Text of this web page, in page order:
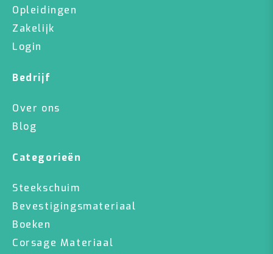
Opleidingen
Zakelijk
Login
Bedrijf
Over ons
Blog
Categorieën
Steekschuim
Bevestigingsmateriaal
Boeken
Corsage Materiaal